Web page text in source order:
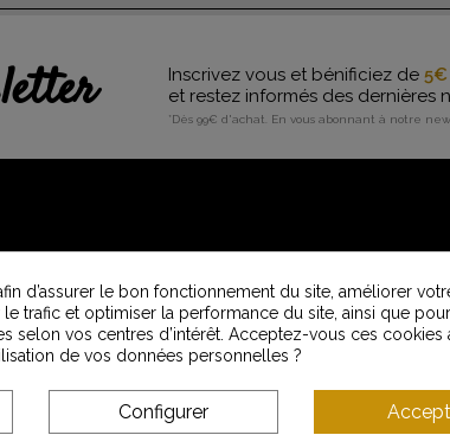
Inscrivez vous et bénificiez de 5€
et restez informés des dernières
*Dès 99€ d'achat. En vous abonnant à notre
DE VINTAGE
?
Fidélité et Parrainage
Magazine
SERVICE
Contactez-nous
Service Clients
Livraisons et
Modes de
d’assurer le bon fonctionnement du site, améliorer
le trafic et optimiser la performance du site, ainsi que
selon vos centres d’intérêt. Acceptez-vous ces cookies
de vos données personnelles ?
Configurer